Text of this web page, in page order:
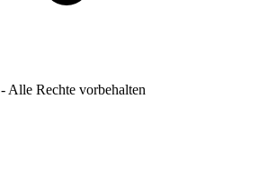
- Alle Rechte vorbehalten